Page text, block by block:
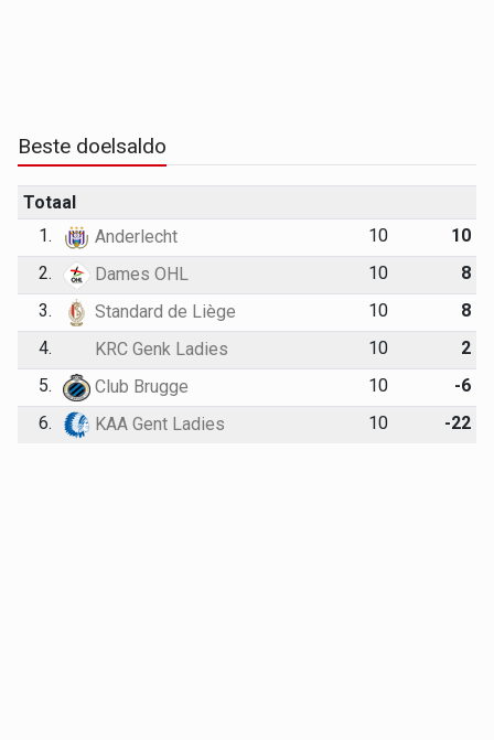
Beste doelsaldo
Totaal
1.
Anderlecht 10
10
2.
Dames OHL 10
8
3.
Standard de Liège 10
8
4.
KRC Genk Ladies 10
2
5.
Club Brugge 10
-6
6.
KAA Gent Ladies 10 -22